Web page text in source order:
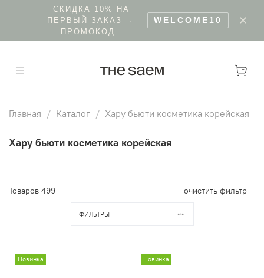
БЕСПЛАТНО КУРЬЕРОМ ОТ 5000 Р · В
ПУНКТ ВЫДАЧИ ОТ 3000 Р
✕
Главная Каталог Хару бьюти косметика корейская
Хару бьюти косметика корейская
Товаров 499 очистить фильтр
ФИЛЬТРЫ
Новинка Новинка